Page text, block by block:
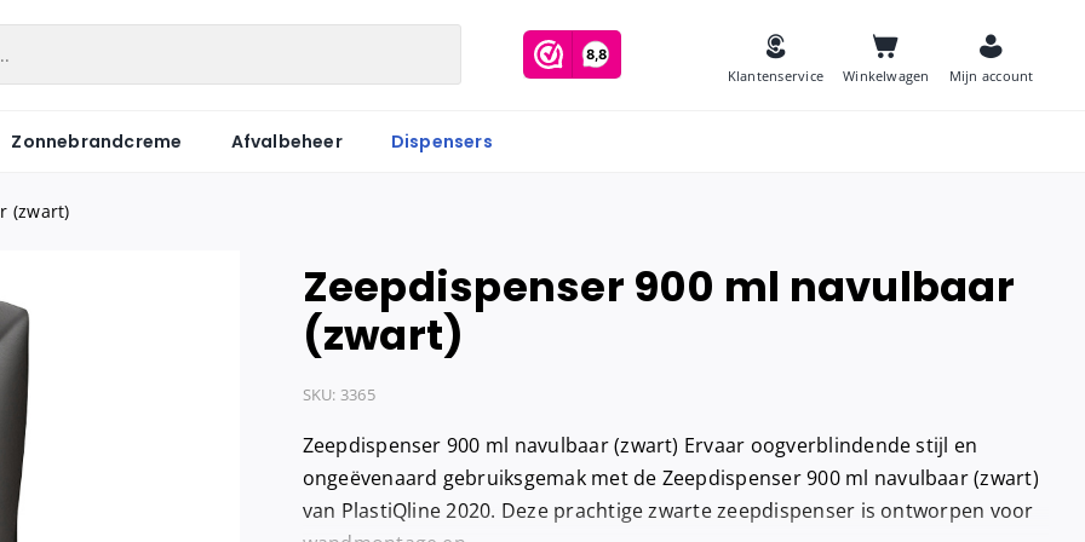
Klantenservice Winkelwagen Mijn account
Hygiënezakjes
Maandverband
Hygiënebak navulling
Hygienezakjes houder
Toiletborstels
Babyverschoontafels
Industriepapier
Onderzoeksbankrollen
Tissues
Zonnebrandcreme Afvalbeheer Dispensers
(zwart)
Zeepdispenser 900 ml navulbaar
(zwart)
SKU: 3365
Zeepdispenser 900 ml navulbaar (zwart) Ervaar oogverblindende stijl en
ongeëvenaard gebruiksgemak met de Zeepdispenser 900 ml navulbaar (zwart)
van PlastiQline 2020. Deze prachtige zwarte zeepdispenser is ontworpen voor